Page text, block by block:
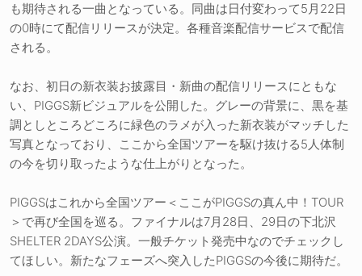
も期待される一曲となっている。同曲は日付変わって5月22日
の0時にて配信リリースが決定。各種音楽配信サービスで配信
される。
なお、初日の新衣装お披露目・新曲の配信リリースにともな
い、PIGGS新ビジュアルを公開した。グレーの背景に、黒を基
調としところどころに緑色のラメが入った新衣装がマッチした
写真となっており、ここから全国ツアーを駆け抜ける5人体制
の今を切り取ったような仕上がりとなった。
PIGGSはこれから全国ツアー＜ここがPIGGSの真ん中！TOUR
＞で再び全国を巡る。ファイナルは7月28日、29日の下北沢
SHELTER 2DAYS公演。一般チケット発売中なのでチェックし
てほしい。新たなフェーズへ突入したPIGGSの今後に期待だ。